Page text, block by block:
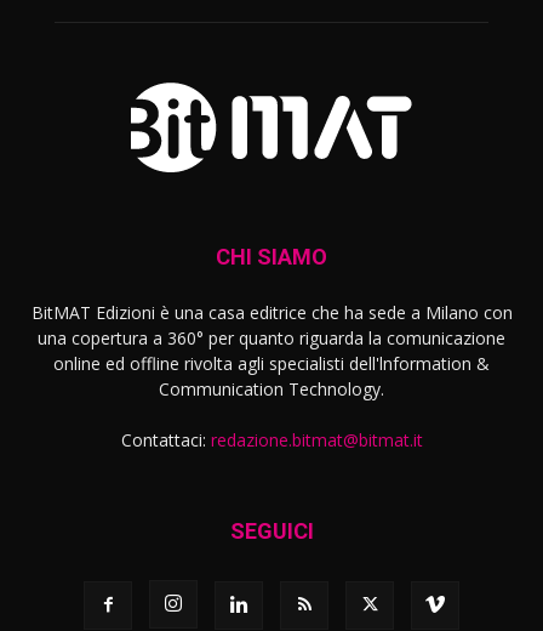
CHI SIAMO
BitMAT Edizioni è una casa editrice che ha sede a Milano con
una copertura a 360° per quanto riguarda la comunicazione
online ed offline rivolta agli specialisti dell'lnformation &
Communication Technology.
Contattaci: redazione.bitmat@bitmat.it
SEGUICI